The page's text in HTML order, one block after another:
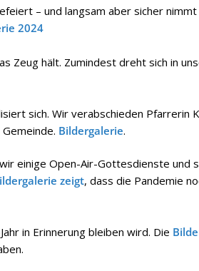
– und langsam aber sicher
2024
Zeug hält. Zumindest dreht sich in
sich. Wir verabschieden Pfarrerin
Bildergalerie.
einige Open-Air-Gottesdienste und
zeigt, dass die Pandemie
in Erinnerung bleiben wird. Die